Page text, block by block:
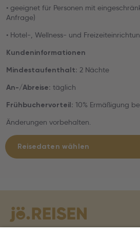
• geeignet für Personen mit
Anfrage)
• Hotel-, Wellness- und
Kundeninformationen
Mindestaufenthalt: 2 Nächte
An-/Abreise: täglich
Frühbuchervorteil: 10% Ermäßigung
Änderungen vorbehalten.
Reisedaten wählen